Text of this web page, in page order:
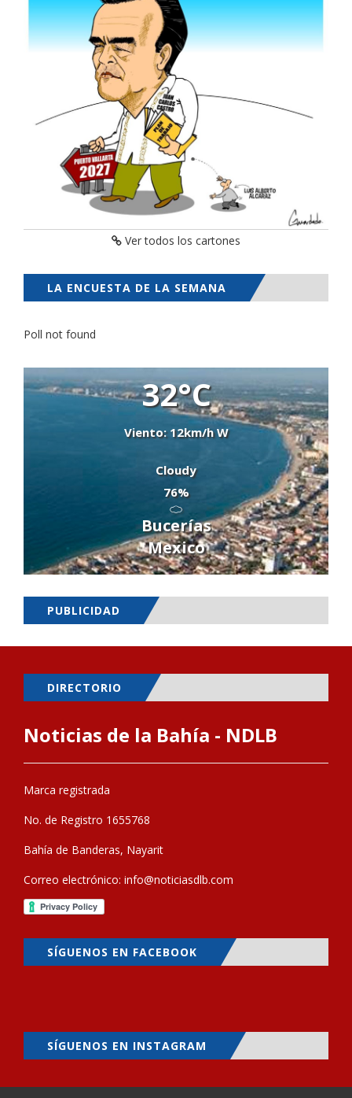
Ver todos los cartones
LA ENCUESTA DE LA SEMANA
Poll not found
32°C
Viento: 12km/h W
Cloudy
76%
Bucerías
Mexico
PUBLICIDAD
DIRECTORIO
Noticias de la Bahía - NDLB
Marca registrada
No. de Registro 1655768
Bahía de Banderas, Nayarit
Correo electrónico: info@noticiasdlb.com
SÍGUENOS EN FACEBOOK
SÍGUENOS EN INSTAGRAM